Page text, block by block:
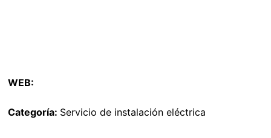
WEB:
Categoría: Servicio de instalación eléctrica